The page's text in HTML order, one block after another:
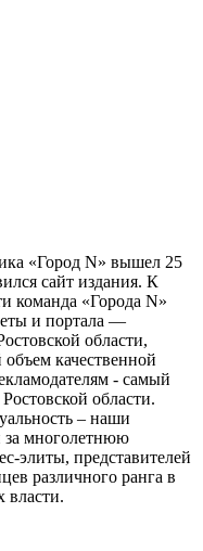
«Город N» вышел 25
сайт издания. К
команда «Города N»
и портала —
области,
качественной
- самый
области.
– наши
за многолетнюю
элиты, представителей
различного ранга в
власти.